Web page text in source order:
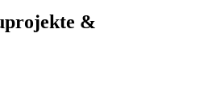
&